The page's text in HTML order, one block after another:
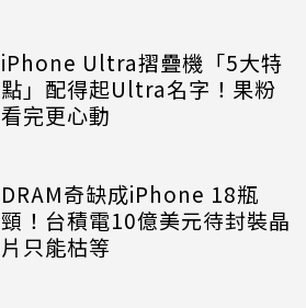
iPhone Ultra摺疊機「5大特
點」配得起Ultra名字！果粉
看完更心動
DRAM奇缺成iPhone 18瓶
頸！台積電10億美元待封裝晶
片只能枯等